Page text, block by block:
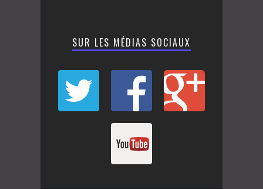
SUR LES MÉDIAS SOCIAUX